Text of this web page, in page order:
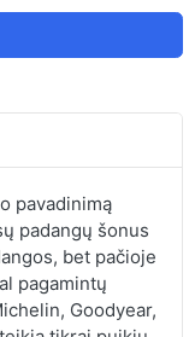
pavadinimą
padangų šonus
bet pačioje
pagamintų
Goodyear,